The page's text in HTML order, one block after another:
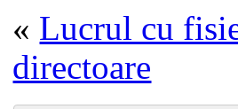
« Lucrul cu
directoare